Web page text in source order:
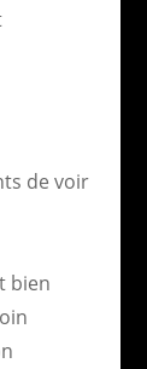
de voir
bien